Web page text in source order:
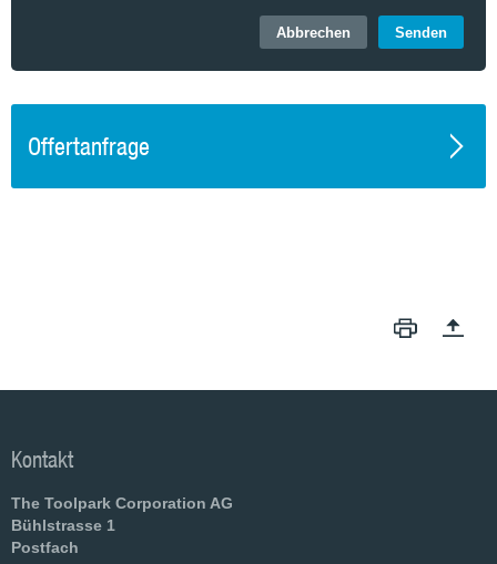
Offertanfrage
Kontakt
The Toolpark Corporation AG
Bühlstrasse 1
Postfach